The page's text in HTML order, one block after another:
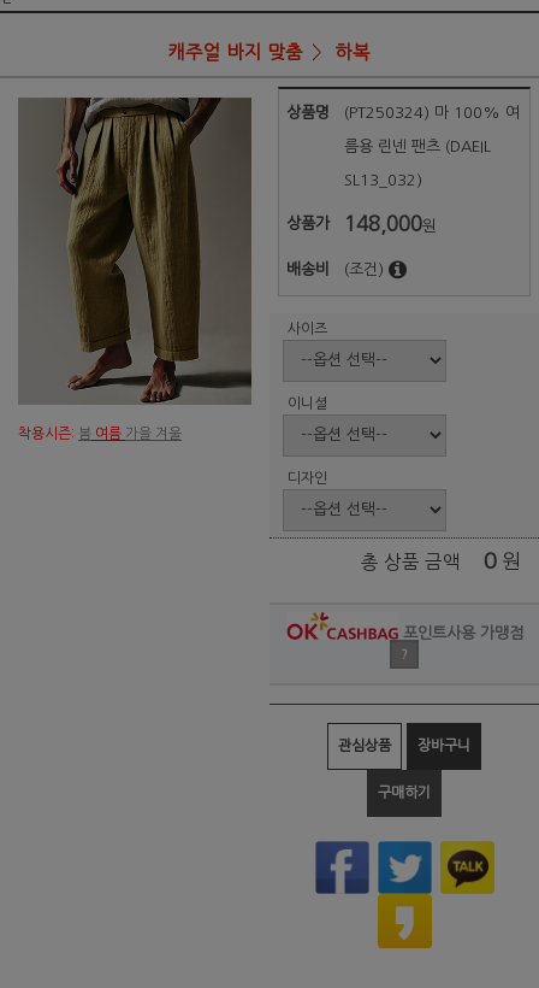
캐주얼 바지 맞춤 하복
착용시즌: 봄 여름 가을 겨울
상품명 (PT250324) 마 100% 여
름용 린넨 팬츠 (DAEIL
SL13_032)
상품가 148,000원
배송비 (조건)
사이즈
이니셜
디자인
총 상품 금액 0 원
포인트사용 가맹점
?
관심상품 장바구니
구매하기